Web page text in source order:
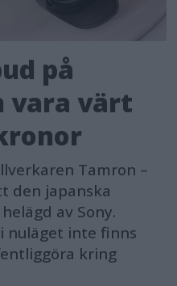
på
vara värt
Tamron –
den japanska
av Sony.
nuläget inte finns
kring